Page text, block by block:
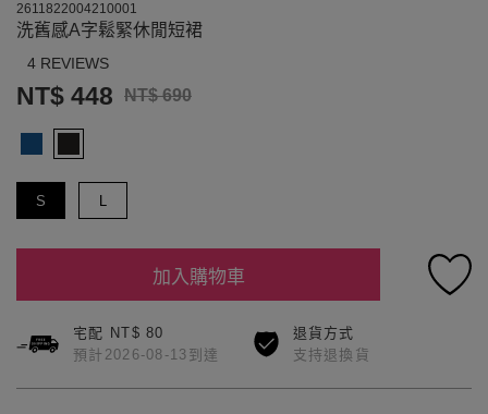
2611822004210001
洗舊感A字鬆緊休閒短裙
4 REVIEWS
NT$ 448 NT$ 690
S L
加入購物車
宅配 NT$ 80
預計2026-08-13到達
退貨方式
支持退換貨